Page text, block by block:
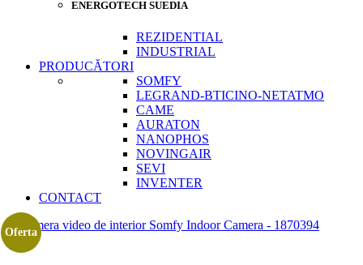
ENERGOTECH SUEDIA
REZIDENTIAL
INDUSTRIAL
PRODUCĂTORI
SOMFY
LEGRAND-BTICINO-NETATMO
CAME
AURATON
NANOPHOS
NOVINGAIR
SEVI
INVENTER
CONTACT
Oferta